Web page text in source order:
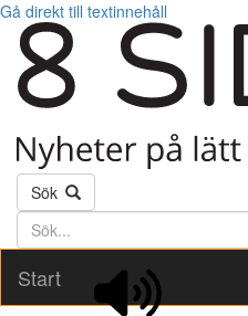
Gå direkt till textinnehåll
Sök
Söktext
Start